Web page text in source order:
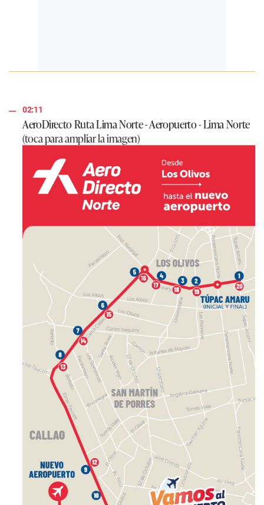
02:11
AeroDirecto Ruta Lima Norte - Aeropuerto - Lima Norte
(toca para ampliar la imagen)